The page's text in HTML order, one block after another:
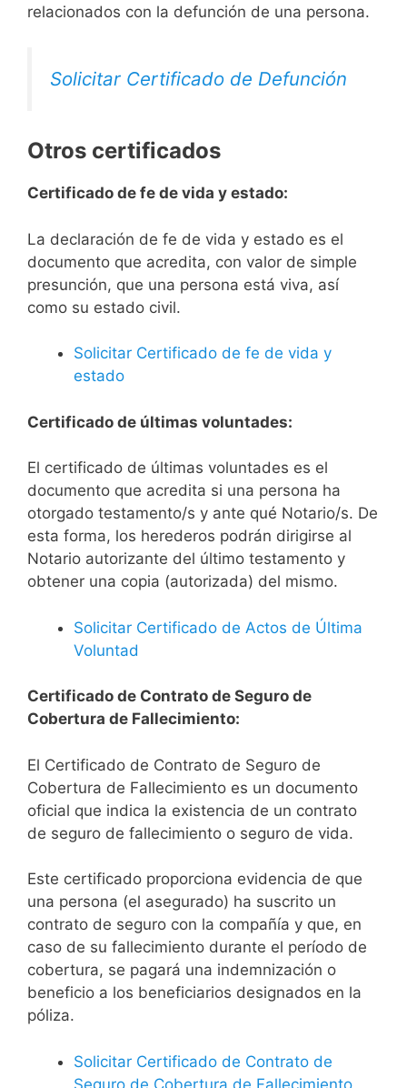
relacionados con la defunción de una persona.
Solicitar Certificado de Defunción
Otros certificados
Certificado de fe de vida y estado:
La declaración de fe de vida y estado es el
documento que acredita, con valor de simple
presunción, que una persona está viva, así
como su estado civil.
Solicitar Certificado de fe de vida y
estado
Certificado de últimas voluntades:
El certificado de últimas voluntades es el
documento que acredita si una persona ha
otorgado testamento/s y ante qué Notario/s. De
esta forma, los herederos podrán dirigirse al
Notario autorizante del último testamento y
obtener una copia (autorizada) del mismo.
Solicitar Certificado de Actos de Última
Voluntad
Certificado de Contrato de Seguro de
Cobertura de Fallecimiento:
El Certificado de Contrato de Seguro de
Cobertura de Fallecimiento es un documento
oficial que indica la existencia de un contrato
de seguro de fallecimiento o seguro de vida.
Este certificado proporciona evidencia de que
una persona (el asegurado) ha suscrito un
contrato de seguro con la compañía y que, en
caso de su fallecimiento durante el período de
cobertura, se pagará una indemnización o
beneficio a los beneficiarios designados en la
póliza.
Solicitar Certificado de Contrato de
Seguro de Cobertura de Fallecimiento